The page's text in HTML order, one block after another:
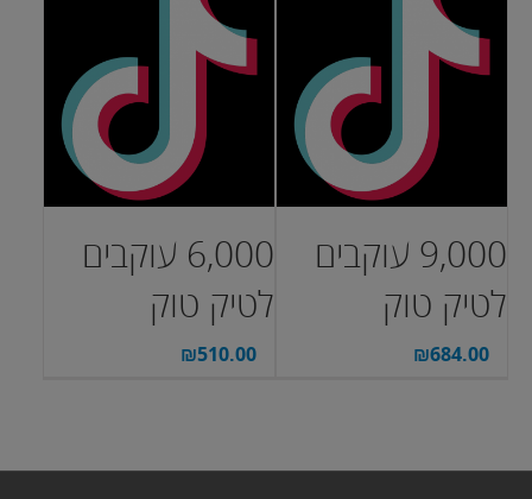
9,000 עוקבים
לטיק טוק
₪684.00
6,000 עוקבים
לטיק טוק
₪510.00